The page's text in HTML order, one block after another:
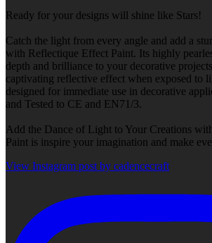
Ready for your designs will shine like Stars!
Catch the light from every angle and add a
with Reflectique Effect Paint. Its highly
depth and brilliance to your decorative
captivating reflective effect when exposed to
designed for immediate use in decorative
and Tested to CE and EN71/3.
Add the Dance of Light to Your Creations
Paint is inspire your imagination and make
View Instagram post by cadencecraft